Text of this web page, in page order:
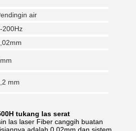
air
200Hz
mm
tukang las serat
las laser Fiber canggih buatan